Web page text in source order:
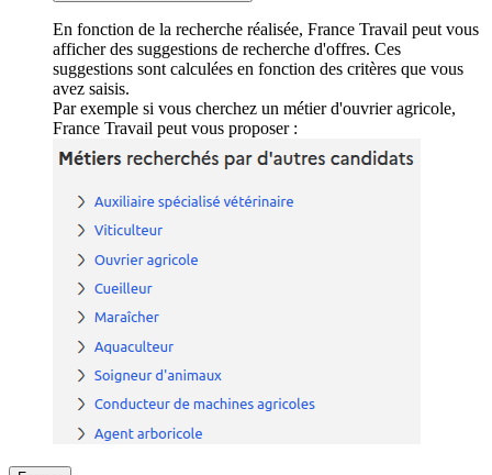
En fonction de la recherche réalisée, France Travail peut vous
afficher des suggestions de recherche d'offres. Ces
suggestions sont calculées en fonction des critères que vous
avez saisis.
Par exemple si vous cherchez un métier d'ouvrier agricole,
France Travail peut vous proposer :